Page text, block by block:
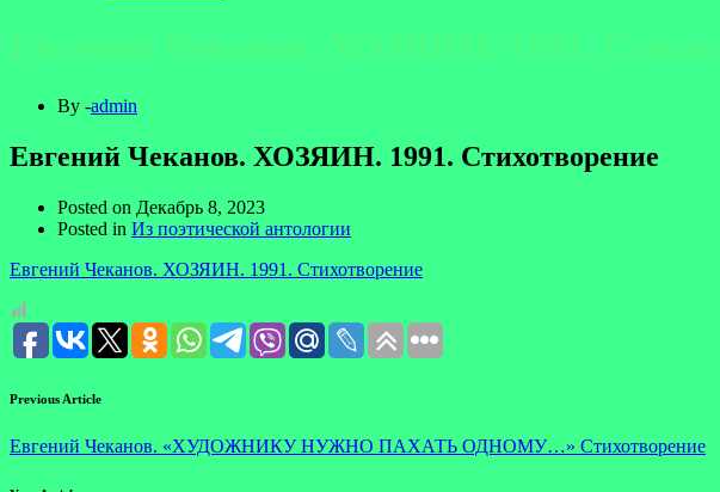
By -admin
Евгений Чеканов. ХОЗЯИН. 1991. Стихотворение
Posted on Декабрь 8, 2023
Posted in Из поэтической антологии
Евгений Чеканов. ХОЗЯИН. 1991. Стихотворение
Previous Article
Евгений Чеканов. «ХУДОЖНИКУ НУЖНО ПАХАТЬ ОДНОМУ…» Стихотворение